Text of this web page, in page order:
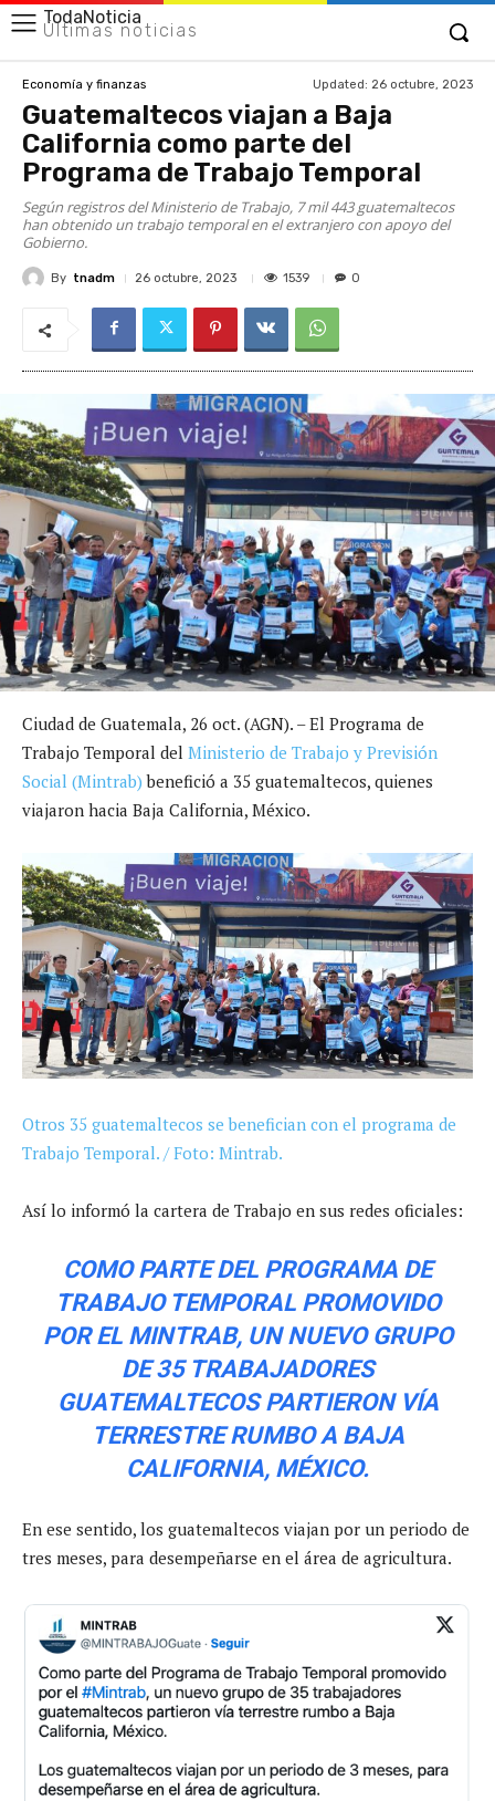
TodaNoticia
Últimas noticias
Economía y finanzas Updated: 26 octubre, 2023
Guatemaltecos viajan a Baja
California como parte del
Programa de Trabajo Temporal
Según registros del Ministerio de Trabajo, 7 mil 443 guatemaltecos
han obtenido un trabajo temporal en el extranjero con apoyo del
Gobierno.
By tnadm 26 octubre, 2023 1539 0
Ciudad de Guatemala, 26 oct. (AGN). – El Programa de
Trabajo Temporal del Ministerio de Trabajo y Previsión
Social (Mintrab) benefició a 35 guatemaltecos, quienes
viajaron hacia Baja California, México.
Otros 35 guatemaltecos se benefician con el programa de
Trabajo Temporal. / Foto: Mintrab.
Así lo informó la cartera de Trabajo en sus redes oficiales:
COMO PARTE DEL PROGRAMA DE
TRABAJO TEMPORAL PROMOVIDO
POR EL MINTRAB, UN NUEVO GRUPO
DE 35 TRABAJADORES
GUATEMALTECOS PARTIERON VÍA
TERRESTRE RUMBO A BAJA
CALIFORNIA, MÉXICO.
En ese sentido, los guatemaltecos viajan por un periodo de
tres meses, para desempeñarse en el área de agricultura.